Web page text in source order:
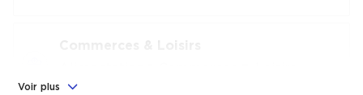
culturels
Voir plus